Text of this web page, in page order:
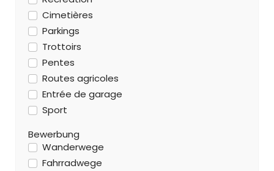
Cimetières
Parkings
Trottoirs
Pentes
Routes agricoles
Entrée de garage
Sport
Bewerbung
Wanderwege
Fahrradwege